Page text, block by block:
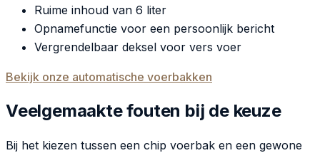
Ruime inhoud van 6 liter
Opnamefunctie voor een persoonlijk bericht
Vergrendelbaar deksel voor vers voer
Bekijk onze automatische voerbakken
Veelgemaakte fouten bij de keuze
Bij het kiezen tussen een chip voerbak en een gewone